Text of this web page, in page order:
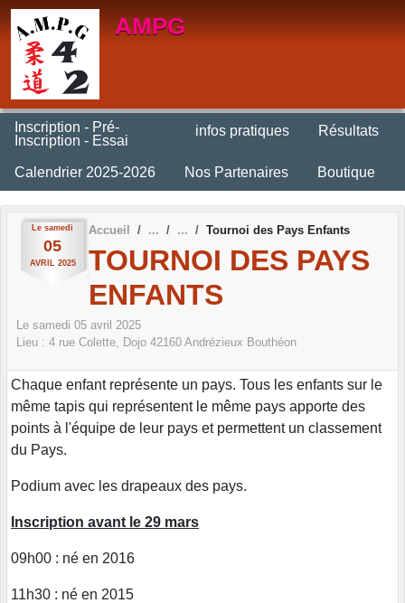
AMPG
Inscription - Pré-
Inscription - Essai
infos pratiques Résultats
Calendrier 2025-2026 Nos Partenaires Boutique
Le samedi
05
AVRIL 2025
Accueil Tournoi des Pays Enfants
TOURNOI DES PAYS
ENFANTS
Le samedi 05 avril 2025
Lieu : 4 rue Colette, Dojo 42160 Andrézieux Bouthéon
Chaque enfant représente un pays. Tous les enfants sur le
même tapis qui représentent le même pays apporte des
points à l'équipe de leur pays et permettent un classement
du Pays.
Podium avec les drapeaux des pays.
Inscription avant le 29 mars
09h00 : né en 2016
11h30 : né en 2015
Panneau de gestion des cookies